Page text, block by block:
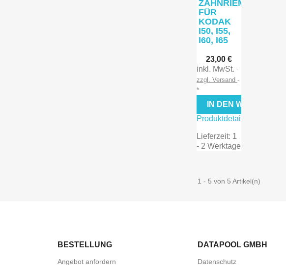

Vorschau
ZAHNRIEMEN
FÜR
KODAK
I50, I55,
I60, I65
23,00 €
inkl. MwSt.
zzgl. Versand
*
IN DEN WARENKORB
Produktdetails
Lieferzeit: 1
- 2 Werktage
1 - 5 von 5 Artikel(n)
BESTELLUNG
Angebot anfordern
DATAPOOL GMBH
Datenschutz